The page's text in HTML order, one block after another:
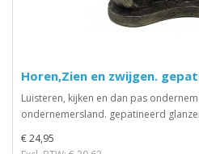
Horen,Zien en zwijgen.
Luisteren, kijken en dan pas
ondernemersland. gepatineerd
€ 24,95